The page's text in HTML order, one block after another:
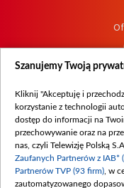
Szanujemy Twoją
Kliknij "Akceptuję i
korzystanie z technologii
dostęp do informacji na
przechowywanie oraz na
nas, czyli Telewizję Polską
Zaufanych Partnerów z IAB*
Partnerów TVP (93 firm) , w
zautomatyzowanego